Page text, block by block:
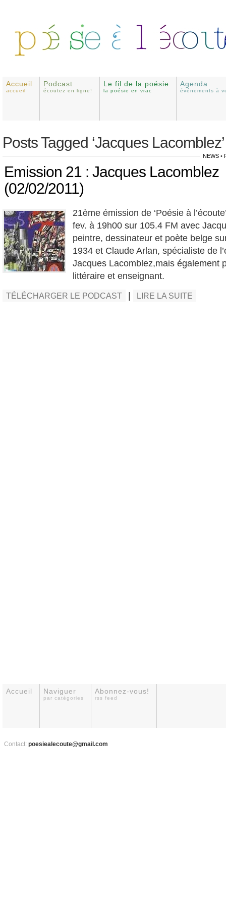
Accueil
accueil
Podcast
écoutez en ligne!
Le fil de la poésie
la poésie en vrac
Agenda
événements à
Posts Tagged ‘Jacques Lacomblez’
NEWS •
Emission 21 : Jacques Lacomblez
(02/02/2011)
21ème émission de ‘Poésie à
fev. à 19h00 sur 105.4 FM avec
peintre, dessinateur et poète belge
1934 et Claude Arlan, spécialiste de
Jacques Lacomblez,mais également
littéraire et enseignant.
TÉLÉCHARGER LE PODCAST LIRE LA SUITE
Accueil Naviguer
par catégories
Abonnez-vous!
rss feed
Contact: poesiealecoute@gmail.com